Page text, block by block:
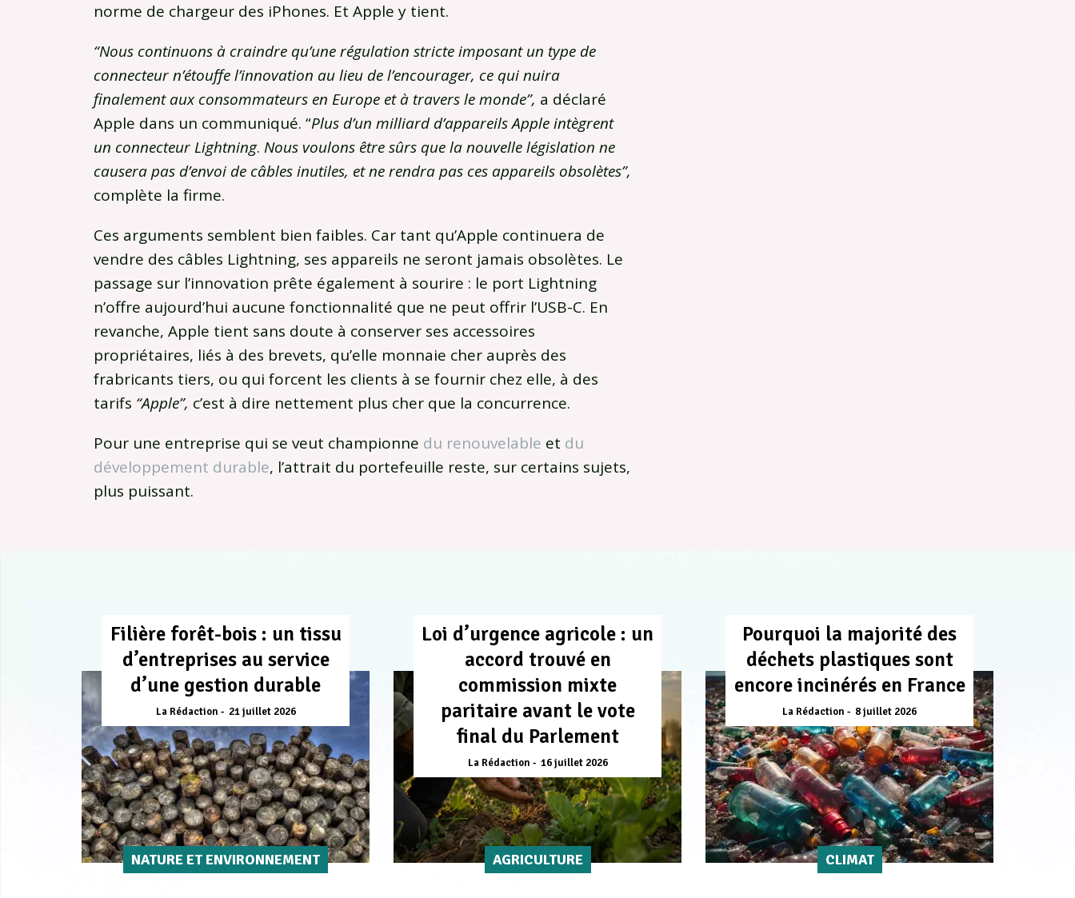
norme de chargeur des iPhones. Et Apple y tient.
“Nous continuons à craindre qu’une régulation stricte imposant un type de
connecteur n’étouffe l’innovation au lieu de l’encourager, ce qui nuira
finalement aux consommateurs en Europe et à travers le monde”, a déclaré
Apple dans un communiqué. “Plus d’un milliard d’appareils Apple intègrent
un connecteur Lightning. Nous voulons être sûrs que la nouvelle législation ne
causera pas d’envoi de câbles inutiles, et ne rendra pas ces appareils obsolètes”,
complète la firme.
Ces arguments semblent bien faibles. Car tant qu’Apple continuera de
vendre des câbles Lightning, ses appareils ne seront jamais obsolètes. Le
passage sur l’innovation prête également à sourire : le port Lightning
n’offre aujourd’hui aucune fonctionnalité que ne peut offrir l’USB-C. En
revanche, Apple tient sans doute à conserver ses accessoires
propriétaires, liés à des brevets, qu’elle monnaie cher auprès des
frabricants tiers, ou qui forcent les clients à se fournir chez elle, à des
tarifs “Apple”, c’est à dire nettement plus cher que la concurrence.
Pour une entreprise qui se veut championne du renouvelable et du
développement durable, l’attrait du portefeuille reste, sur certains sujets,
plus puissant.
Filière forêt-bois : un tissu
d’entreprises au service
d’une gestion durable
La Rédaction 21 juillet 2026
NATURE ET ENVIRONNEMENT
Loi d’urgence agricole : un
accord trouvé en
commission mixte
paritaire avant le vote
final du Parlement
La Rédaction 16 juillet 2026
AGRICULTURE
Pourquoi la majorité des
déchets plastiques sont
encore incinérés en France
La Rédaction 8 juillet 2026
CLIMAT